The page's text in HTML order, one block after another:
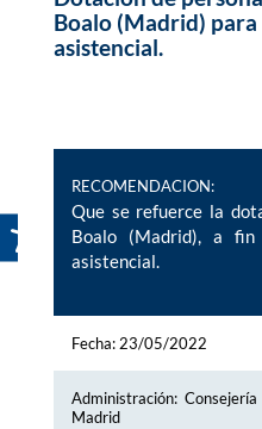
Boalo (Madrid)
asistencial.
RECOMENDACION:
Que se refuerce la
Boalo (Madrid), a
asistencial.
Fecha: 23/05/2022
Administración:
Madrid